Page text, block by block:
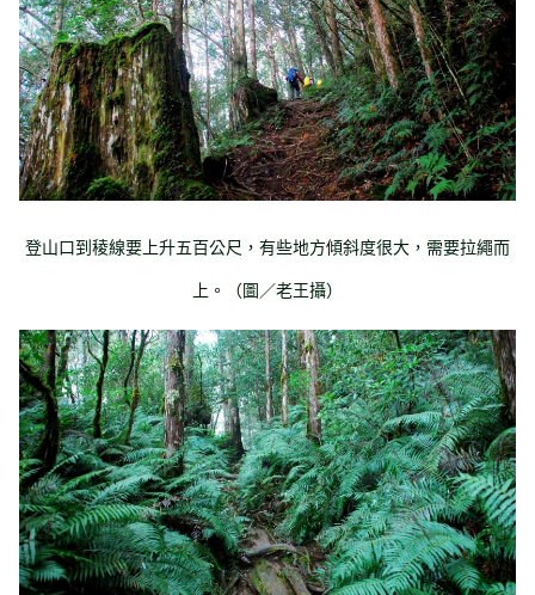
登山口到稜線要上升五百公尺，有些地方傾斜度很大，需要拉繩而
上。（圖／老王攝）